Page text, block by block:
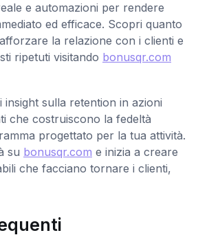
e automazioni per rendere
ed efficace. Scopri quanto
la relazione con i clienti e
ripetuti visitando bonusqr.com
sulla retention in azioni
che costruiscono la fedeltà
progettato per la tua attività.
su bonusqr.com e inizia a creare
che facciano tornare i clienti,